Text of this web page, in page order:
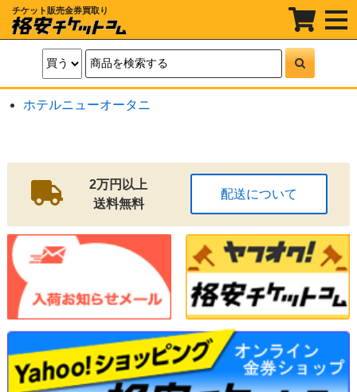
チケット販売金券買取り
t
o
g
n
ホテルニューオータニ
2万円以上
送料無料
配送について